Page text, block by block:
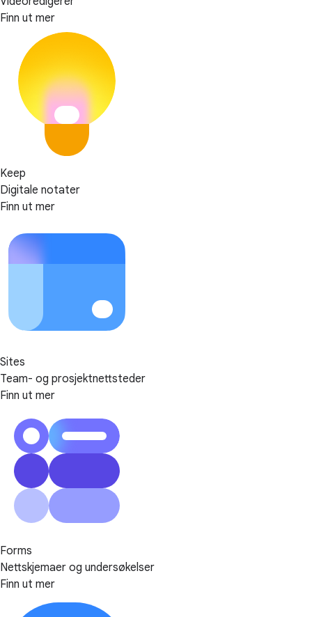
Finn ut mer
Keep
Digitale notater
Finn ut mer
Sites
Team- og prosjektnettsteder
Finn ut mer
Forms
Nettskjemaer og undersøkelser
Finn ut mer